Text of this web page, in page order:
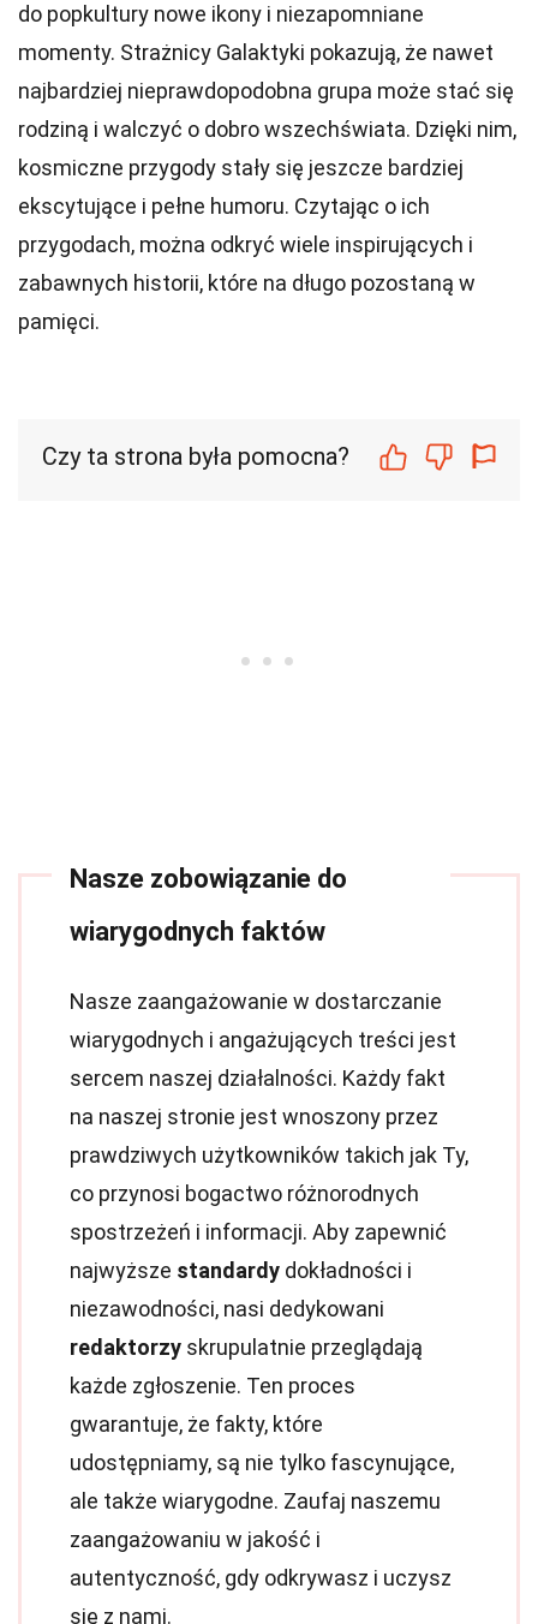
do popkultury nowe ikony i niezapomniane
momenty. Strażnicy Galaktyki pokazują, że nawet
najbardziej nieprawdopodobna grupa może stać się
rodziną i walczyć o dobro wszechświata. Dzięki nim,
kosmiczne przygody stały się jeszcze bardziej
ekscytujące i pełne humoru. Czytając o ich
przygodach, można odkryć wiele inspirujących i
zabawnych historii, które na długo pozostaną w
pamięci.
Czy ta strona była pomocna?
Nasze zobowiązanie do
wiarygodnych faktów
Nasze zaangażowanie w dostarczanie
wiarygodnych i angażujących treści jest
sercem naszej działalności. Każdy fakt
na naszej stronie jest wnoszony przez
prawdziwych użytkowników takich jak Ty,
co przynosi bogactwo różnorodnych
spostrzeżeń i informacji. Aby zapewnić
najwyższe standardy dokładności i
niezawodności, nasi dedykowani
redaktorzy skrupulatnie przeglądają
każde zgłoszenie. Ten proces
gwarantuje, że fakty, które
udostępniamy, są nie tylko fascynujące,
ale także wiarygodne. Zaufaj naszemu
zaangażowaniu w jakość i
autentyczność, gdy odkrywasz i uczysz
się z nami.